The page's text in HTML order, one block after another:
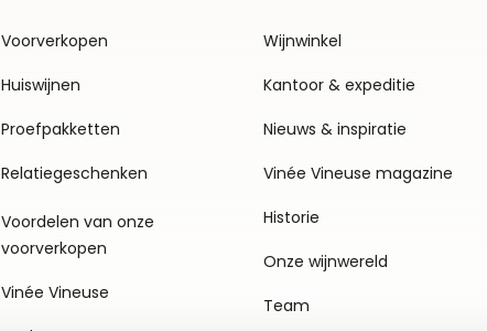
Voorverkopen
Huiswijnen
Proefpakketten
Relatiegeschenken
Voordelen van onze
voorverkopen
Vinée Vineuse
Wijnwinkel
Kantoor & expeditie
Nieuws & inspiratie
Vinée Vineuse magazine
Historie
Onze wijnwereld
Team